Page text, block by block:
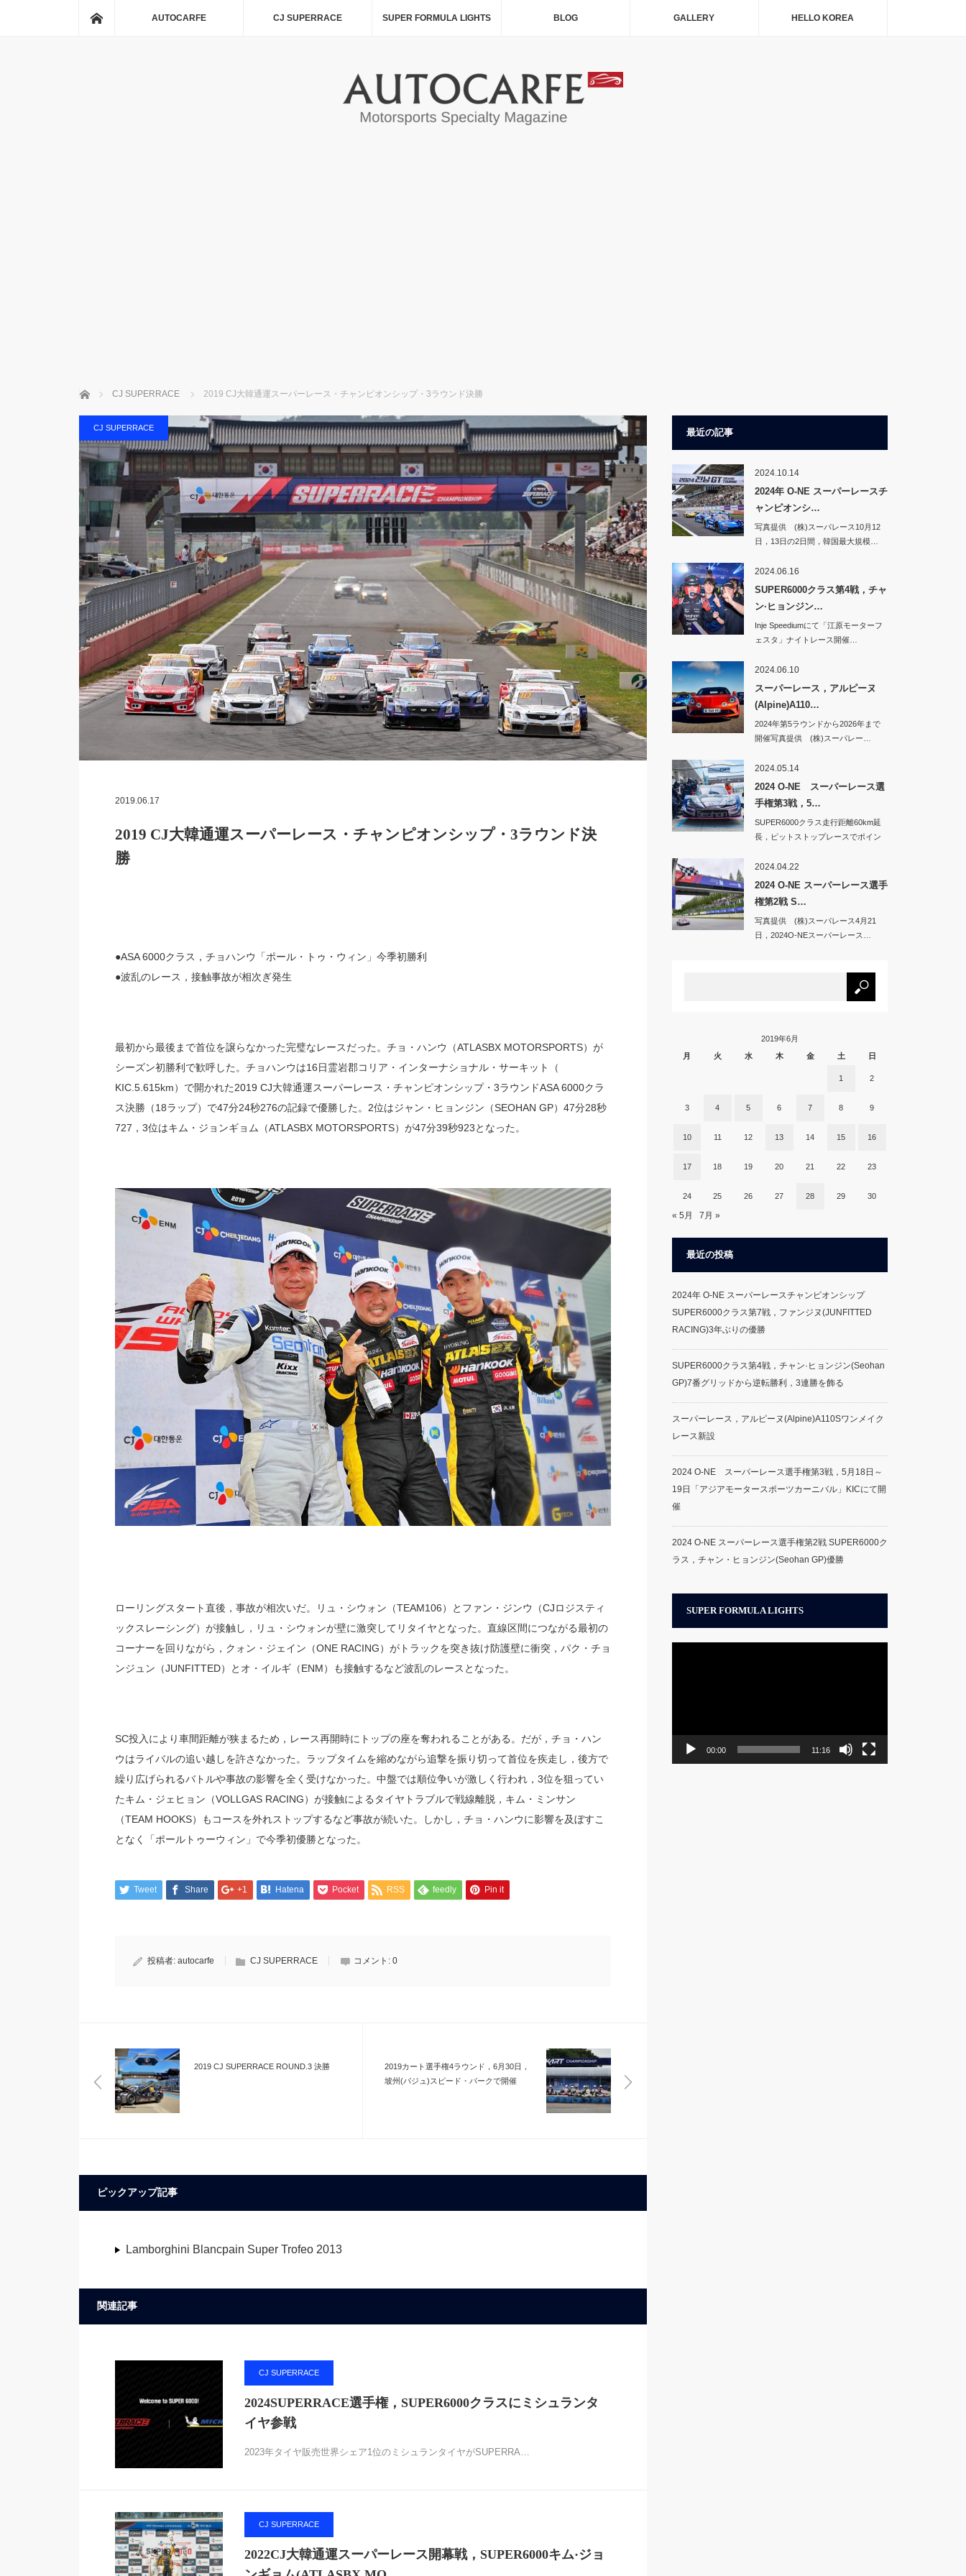
AUTOCARFE CJ SUPERRACE SUPER FORMULA LIGHTS BLOG GALLERY HELLO KOREA
ホーム CJ SUPERRACE 2019 CJ大韓通運スーパーレース・チャンピオンシップ・3ラウンド決勝
CJ SUPERRACE
2019.06.17
2019 CJ大韓通運スーパーレース・チャンピオンシップ・3ラウンド決
勝
●ASA 6000クラス，チョハンウ「ポール・トゥ・ウィン」今季初勝利
●波乱のレース，接触事故が相次ぎ発生
最初から最後まで首位を譲らなかった完璧なレースだった。チョ・ハンウ（ATLASBX MOTORSPORTS）が
シーズン初勝利で歓呼した。チョハンウは16日霊岩郡コリア・インターナショナル・サーキット（
KIC.5.615km）で開かれた2019 CJ大韓通運スーパーレース・チャンピオンシップ・3ラウンドASA 6000クラ
ス決勝（18ラップ）で47分24秒276の記録で優勝した。2位はジャン・ヒョンジン（SEOHAN GP）47分28秒
727，3位はキム・ジョンギョム（ATLASBX MOTORSPORTS）が47分39秒923となった。
ローリングスタート直後，事故が相次いだ。リュ・シウォン（TEAM106）とファン・ジンウ（CJロジスティ
ックスレーシング）が接触し，リュ・シウォンが壁に激突してリタイヤとなった。直線区間につながる最初の
コーナーを回りながら，クォン・ジェイン（ONE RACING）がトラックを突き抜け防護壁に衝突，パク・チョ
ンジュン（JUNFITTED）とオ・イルギ（ENM）も接触するなど波乱のレースとなった。
SC投入により車間距離が狭まるため，レース再開時にトップの座を奪われることがある。だが，チョ・ハン
ウはライバルの追い越しを許さなかった。ラップタイムを縮めながら追撃を振り切って首位を疾走し，後方で
繰り広げられるバトルや事故の影響を全く受けなかった。中盤では順位争いが激しく行われ，3位を狙ってい
たキム・ジェヒョン（VOLLGAS RACING）が接触によるタイヤトラブルで戦線離脱，キム・ミンサン
（TEAM HOOKS）もコースを外れストップするなど事故が続いた。しかし，チョ・ハンウに影響を及ぼすこ
となく「ポールトゥーウィン」で今季初優勝となった。
Tweet Share +1 Hatena Pocket RSS feedly Pin it
投稿者: autocarfe CJ SUPERRACE コメント: 0
2019 CJ SUPERRACE ROUND.3 決勝
2019カート選手権4ラウンド，6月30日，
坡州(パジュ)スピード・パークで開催
ピックアップ記事
Lamborghini Blancpain Super Trofeo 2013
関連記事
CJ SUPERRACE
2024SUPERRACE選手権，SUPER6000クラスにミシュランタ
イヤ参戦
2023年タイヤ販売世界シェア1位のミシュランタイヤがSUPERRA…
CJ SUPERRACE
2022CJ大韓通運スーパーレース開幕戦，SUPER6000キム·ジョ
最近の記事
2024.10.14
2024年 O-NE スーパーレースチ
ャンピオンシ…
写真提供 (株)スーパレース10月12
日，13日の2日間，韓国最大規模…
2024.06.16
SUPER6000クラス第4戦，チャ
ン·ヒョンジン…
Inje Speediumにて「江原モーターフ
ェスタ」ナイトレース開催…
2024.06.10
スーパーレース，アルピーヌ
(Alpine)A110…
2024年第5ラウンドから2026年まで
開催写真提供 (株)スーパレー…
2024.05.14
2024 O-NE スーパーレース選
手権第3戦，5…
SUPER6000クラス走行距離60km延
長，ピットストップレースでポイン
2024.04.22
2024 O-NE スーパーレース選手
権第2戦 S…
写真提供 (株)スーパレース4月21
日，2024O-NEスーパーレース…
2019年6月
月
火 水 木 金 土 日
1 2
3 4 5 6 7 8 9
10 11 12 13 14 15 16
17 18 19 20 21 22 23
24 25 26 27 28 29 30
« 5月 7月 »
最近の投稿
2024年 O-NE スーパーレースチャンピオンシップ
SUPER6000クラス第7戦，ファンジヌ(JUNFITTED
RACING)3年ぶりの優勝
SUPER6000クラス第4戦，チャン·ヒョンジン(Seohan
GP)7番グリッドから逆転勝利，3連勝を飾る
スーパーレース，アルピーヌ(Alpine)A110Sワンメイク
レース新設
2024 O-NE スーパーレース選手権第3戦，5月18日～
19日「アジアモータースポーツカーニバル」KICにて開
催
2024 O-NE スーパーレース選手権第2戦 SUPER6000ク
ラス，チャン・ヒョンジン(Seohan GP)優勝
SUPER FORMULA LIGHTS
00:00 11:16